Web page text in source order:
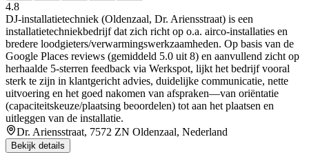
4.8
DJ-installatietechniek (Oldenzaal, Dr. Ariensstraat) is een
installatietechniekbedrijf dat zich richt op o.a. airco-installaties en
bredere loodgieters/verwarmingswerkzaamheden. Op basis van de
Google Places reviews (gemiddeld 5.0 uit 8) en aanvullend zicht op
herhaalde 5-sterren feedback via Werkspot, lijkt het bedrijf vooral
sterk te zijn in klantgericht advies, duidelijke communicatie, nette
uitvoering en het goed nakomen van afspraken—van oriëntatie
(capaciteitskeuze/plaatsing beoordelen) tot aan het plaatsen en
uitleggen van de installatie.
Dr. Ariensstraat, 7572 ZN Oldenzaal, Nederland
Bekijk details